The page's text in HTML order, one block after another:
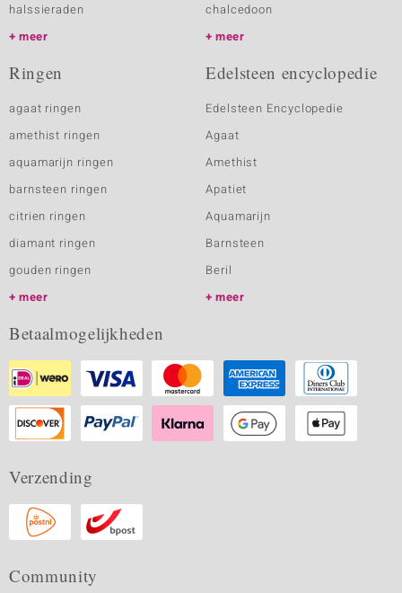
halssieraden
meer
chalcedoon
meer
Ringen
agaat ringen
amethist ringen
aquamarijn ringen
barnsteen ringen
citrien ringen
diamant ringen
gouden ringen
meer
Edelsteen encyclopedie
Edelsteen Encyclopedie
Agaat
Amethist
Apatiet
Aquamarijn
Barnsteen
Beril
meer
Betaalmogelijkheden
Verzending
Community